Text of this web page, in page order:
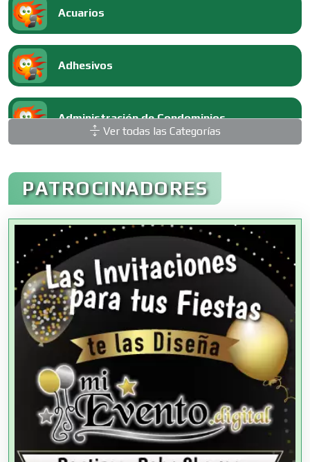
Acuarios
Adhesivos
Administración de Condominios
Administración de Empresas
Agencias Aduanales
Agencias de Autos
Agencias de Cobranza
Agencias de Colocación
Agencias de Modelos
Ver todas las Categorías
PATROCINADORES